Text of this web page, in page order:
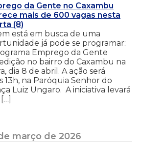
da Gente no Caxambu
mais de 600 vagas nesta
(8)
está em busca de uma
já pode se programar:
Emprego da Gente
no bairro do Caxambu na
dia 8 de abril. A ação será
13h, na Paróquia Senhor do
Luiz Ungaro. A iniciativa levará
março de 2026